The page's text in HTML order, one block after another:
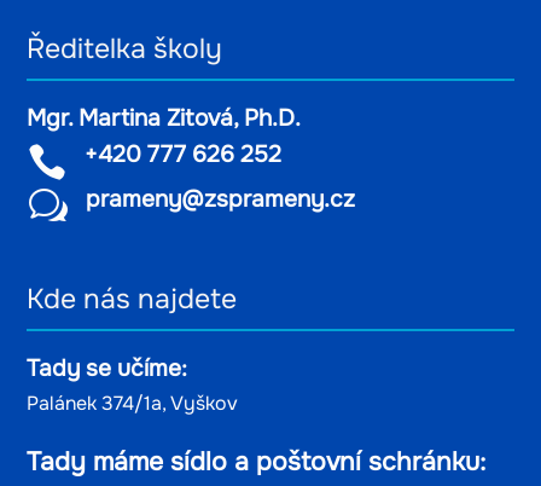
Ředitelka školy
Mgr. Martina Zitová, Ph.D.
 +420 777 626 252
w prameny@zsprameny.cz
Kde nás najdete
Tady se učíme:
Palánek 374/1a, Vyškov
Tady máme sídlo a poštovní schránku: